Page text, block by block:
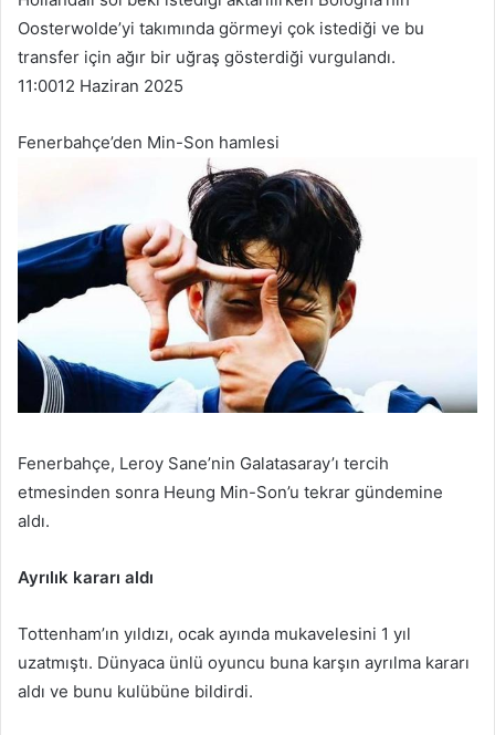
Oosterwolde’yi takımında görmeyi çok istediği ve bu
transfer için ağır bir uğraş gösterdiği vurgulandı.
11:0012 Haziran 2025
Fenerbahçe’den Min-Son hamlesi
Fenerbahçe, Leroy Sane’nin Galatasaray’ı tercih
etmesinden sonra Heung Min-Son’u tekrar gündemine
aldı.
Ayrılık kararı aldı
Tottenham’ın yıldızı, ocak ayında mukavelesini 1 yıl
uzatmıştı. Dünyaca ünlü oyuncu buna karşın ayrılma kararı
aldı ve bunu kulübüne bildirdi.